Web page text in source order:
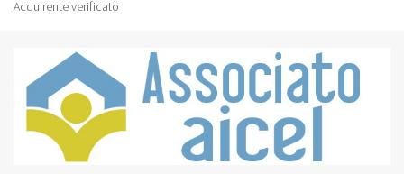
Acquirente verificato